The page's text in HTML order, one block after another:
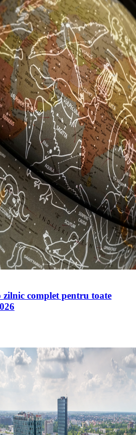
zilnic complet pentru toate